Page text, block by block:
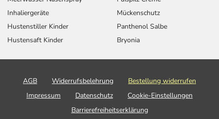
Inhaliergeräte
Hustenstiller Kinder
Hustensaft Kinder
Mückenschutz
Panthenol Salbe
Bryonia
AGB Widerrufsbelehrung
Bestellung widerrufen
Impressum
Datenschutz
Cookie-Einstellungen
Barrierefreiheitserklärung